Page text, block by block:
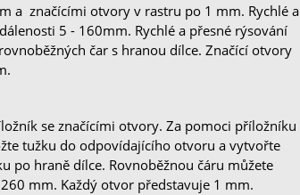
a značícími otvory v rastru po 1 mm. Rychlé a
5 - 160mm. Rychlé a přesné rýsování
čar s hranou dílce. Značící otvory
se značícími otvory. Za pomoci příložníku
tužku do odpovídajícího otvoru a vytvořte
po hraně dílce. Rovnoběžnou čáru můžete
mm. Každý otvor představuje 1 mm.